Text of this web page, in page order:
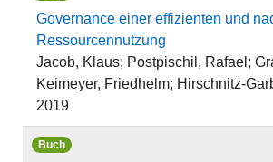
Governance einer effizienten und
Ressourcennutzung
Jacob, Klaus; Postpischil, Rafael;
Keimeyer, Friedhelm; Hirschnitz-
2019
Buch